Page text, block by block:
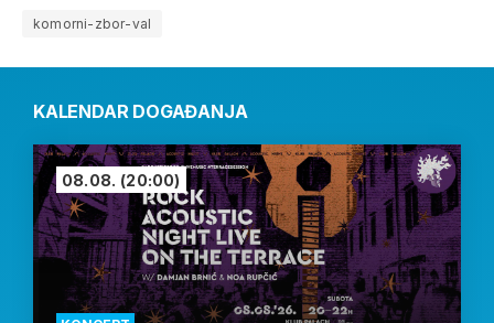
komorni-zbor-val
KALENDAR DOGAĐANJA
08.08. (20:00)